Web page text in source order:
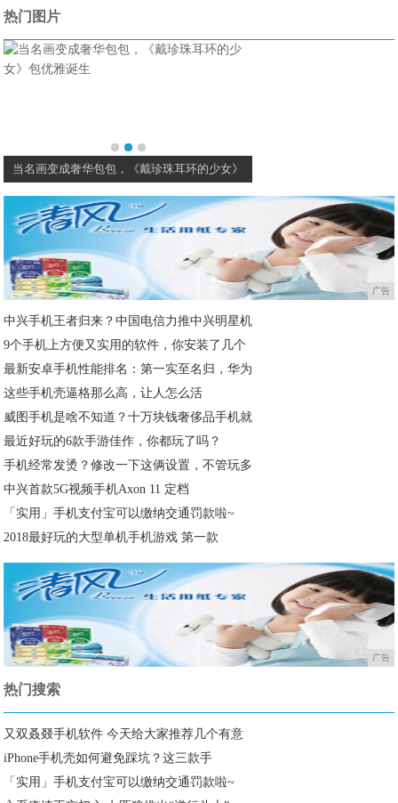
热门图片
《戴珍珠耳环的少女》 李宁安踏这些“国产之光”，与阿迪耐克仍有
广告
中兴手机王者归来？中国电信力推中兴明星机
9个手机上方便又实用的软件，你安装了几个
最新安卓手机性能排名：第一实至名归，华为
这些手机壳逼格那么高，让人怎么活
威图手机是啥不知道？十万块钱奢侈品手机就
最近好玩的6款手游佳作，你都玩了吗？
手机经常发烫？修改一下这俩设置，不管玩多
中兴首款5G视频手机Axon 11 定档
「实用」手机支付宝可以缴纳交通罚款啦~
2018最好玩的大型单机手机游戏 第一款
广告
热门搜索
又双叒叕手机软件 今天给大家推荐几个有意
iPhone手机壳如何避免踩坑？这三款手
「实用」手机支付宝可以缴纳交通罚款啦~